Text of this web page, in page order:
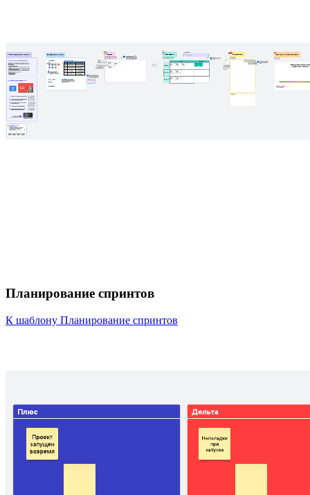
Планирование спринтов
К шаблону Планирование спринтов